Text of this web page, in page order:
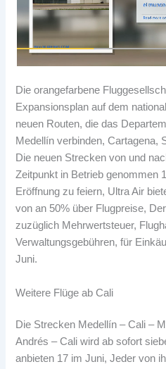
Die orangefarbene
Expansionsplan auf dem
neuen Routen, die das
Medellín verbinden, Cartagena,
Die neuen Strecken von und
Zeitpunkt in Betrieb genommen
Eröffnung zu feiern, Ultra Air
von an 50% über Flugpreise,
zuzüglich Mehrwertsteuer,
Verwaltungsgebühren, für
Juni.
Weitere Flüge ab Cali
Die Strecken Medellín – Cali –
Andrés – Cali wird ab sofort
anbieten 17 im Juni, Jeder von